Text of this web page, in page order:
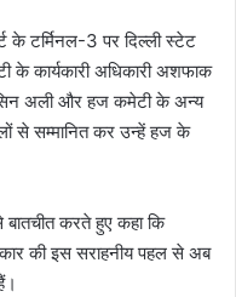
के टर्मिनल-3 पर दिल्ली स्टेट
कार्यकारी अधिकारी अशफाक
अली और हज कमेटी के अन्य
से सम्मानित कर उन्हें हज के
करते हुए कहा कि
की इस सराहनीय पहल से अब